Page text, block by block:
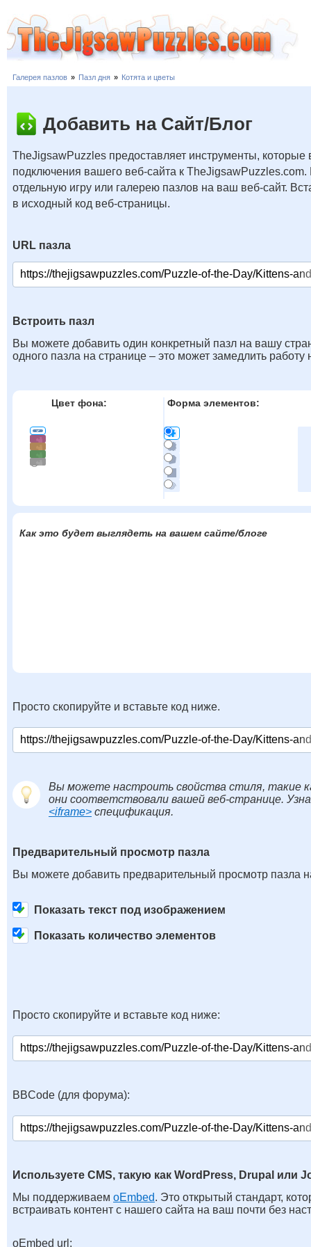
Галерея пазлов » Пазл дня » Котята и цветы
Добавить на Сайт/Блог
TheJigsawPuzzles предоставляет инструменты, которые
подключения вашего веб-сайта к
отдельную игру или галерею пазлов на ваш веб-сайт.
в исходный код веб-страницы.
URL пазла
Встроить пазл
Вы можете добавить один конкретный пазл на вашу
одного пазла на странице – это может замедлить
Цвет фона: Форма элементов:
Как это будет выглядеть на вашем сайте/блоге
Просто скопируйте и вставьте код ниже.
Вы можете настроить свойства стиля, такие
они соответствовали вашей веб-странице.
<iframe> спецификация.
Предварительный просмотр пазла
Вы можете добавить предварительный просмотр пазла
Показать текст под изображением
Показать количество элементов
Просто скопируйте и вставьте код ниже:
BBCode (для форума):
Используете CMS, такую как WordPress, Drupal или
Мы поддерживаем oEmbed. Это открытый стандарт,
встраивать контент с нашего сайта на ваш почти без
oEmbed url: